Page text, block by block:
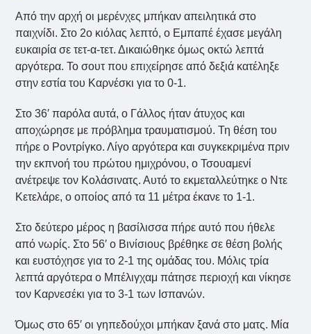
Από την αρχή οι μερένχες μπήκαν απειλητικά στο
παιχνίδι. Στο 2ο κιόλας λεπτό, ο Εμπαπέ έχασε μεγάλη
ευκαιρία σε τετ-α-τετ. Δικαιώθηκε όμως οκτώ λεπτά
αργότερα. Το σουτ που επιχείρησε από δεξιά κατέληξε
στην εστία του Καρνέσκι για το 0-1.
Στο 36′ παρόλα αυτά, ο Γάλλος ήταν άτυχος και
αποχώρησε με πρόβλημα τραυματισμού. Τη θέση του
πήρε ο Ροντρίγκο. Λίγο αργότερα και συγκεκριμένα πριν
την εκπνοή του πρώτου ημιχρόνου, ο Τσουαμενί
ανέτρεψε τον Κολάσινατς. Αυτό το εκμεταλλεύτηκε ο Ντε
Κετελάρε, ο οποίος από τα 11 μέτρα έκανε το 1-1.
Στο δεύτερο μέρος η βασίλισσα πήρε αυτό που ήθελε
από νωρίς. Στο 56′ ο Βινίσιους βρέθηκε σε θέση βολής
και ευστόχησε για το 2-1 της ομάδας του. Μόλις τρία
λεπτά αργότερα ο Μπέλιγχαμ πάτησε περιοχή και νίκησε
τον Καρνεσέκι για το 3-1 των Ισπανών.
Όμως στο 65′ οι γηπεδούχοι μπήκαν ξανά στο ματς. Μία